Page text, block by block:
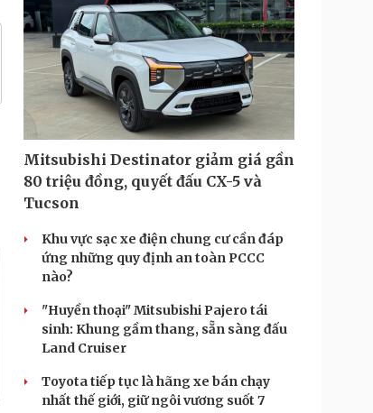
Mitsubishi Destinator giảm giá gần
80 triệu đồng, quyết đấu CX-5 và
Tucson
Khu vực sạc xe điện chung cư cần đáp
ứng những quy định an toàn PCCC
nào?
"Huyền thoại" Mitsubishi Pajero tái
sinh: Khung gầm thang, sẵn sàng đấu
Land Cruiser
Toyota tiếp tục là hãng xe bán chạy
nhất thế giới, giữ ngôi vương suốt 7